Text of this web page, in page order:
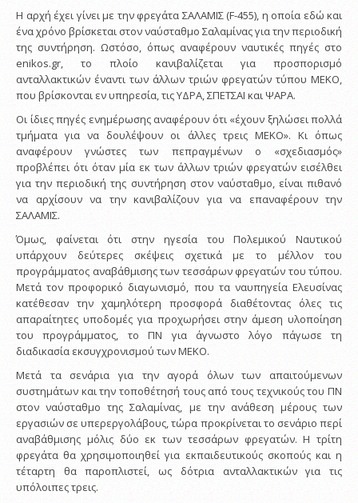
Η αρχή έχει γίνει με την φρεγάτα ΣΑΛΑΜΙΣ (F-455), η οποία εδώ και
ένα χρόνο βρίσκεται στον ναύσταθμο Σαλαμίνας για την περιοδική
της συντήρηση. Ωστόσο, όπως αναφέρουν ναυτικές πηγές στο
enikos.gr, το πλοίο κανιβαλίζεται για προσπορισμό
ανταλλακτικών έναντι των άλλων τριών φρεγατών τύπου ΜΕΚΟ,
που βρίσκονται εν υπηρεσία, τις ΥΔΡΑ, ΣΠΕΤΣΑΙ και ΨΑΡΑ.
Οι ίδιες πηγές ενημέρωσης αναφέρουν ότι «έχουν ξηλώσει πολλά
τμήματα για να δουλέψουν οι άλλες τρεις ΜΕΚΟ». Κι όπως
αναφέρουν γνώστες των πεπραγμένων ο «σχεδιασμός»
προβλέπει ότι όταν μία εκ των άλλων τριών φρεγατών εισέλθει
για την περιοδική της συντήρηση στον ναύσταθμο, είναι πιθανό
να αρχίσουν να την κανιβαλίζουν για να επαναφέρουν την
ΣΑΛΑΜΙΣ.
Όμως, φαίνεται ότι στην ηγεσία του Πολεμικού Ναυτικού
υπάρχουν δεύτερες σκέψεις σχετικά με το μέλλον του
προγράμματος αναβάθμισης των τεσσάρων φρεγατών του τύπου.
Μετά τον προφορικό διαγωνισμό, που τα ναυπηγεία Ελευσίνας
κατέθεσαν την χαμηλότερη προσφορά διαθέτοντας όλες τις
απαραίτητες υποδομές για προχωρήσει στην άμεση υλοποίηση
του προγράμματος, το ΠΝ για άγνωστο λόγο πάγωσε τη
διαδικασία εκσυγχρονισμού των ΜΕΚΟ.
Μετά τα σενάρια για την αγορά όλων των απαιτούμενων
συστημάτων και την τοποθέτησή τους από τους τεχνικούς του ΠΝ
στον ναύσταθμο της Σαλαμίνας, με την ανάθεση μέρους των
εργασιών σε υπερεργολάβους, τώρα προκρίνεται το σενάριο περί
αναβάθμισης μόλις δύο εκ των τεσσάρων φρεγατών. Η τρίτη
φρεγάτα θα χρησιμοποιηθεί για εκπαιδευτικούς σκοπούς και η
τέταρτη θα παροπλιστεί, ως δότρια ανταλλακτικών για τις
υπόλοιπες τρεις.